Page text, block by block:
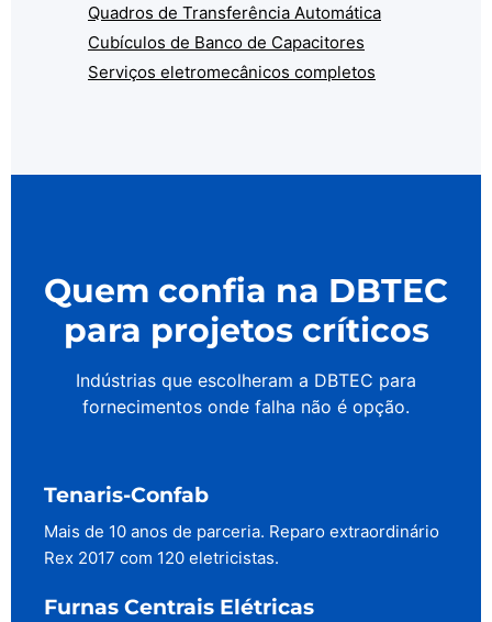
Quadros de Transferência Automática
Cubículos de Banco de Capacitores
Serviços eletromecânicos completos
Quem confia na DBTEC
para projetos críticos
Indústrias que escolheram a DBTEC para
fornecimentos onde falha não é opção.
Tenaris-Confab
Mais de 10 anos de parceria. Reparo extraordinário
Rex 2017 com 120 eletricistas.
Furnas Centrais Elétricas